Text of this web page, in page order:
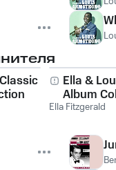
Ella &
Album
CD 2
Ella Fitzgerald